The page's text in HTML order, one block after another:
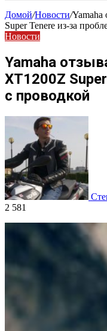
Домой/Новости/Yamaha
Super Tenere из-за
Новости
Yamaha
XT1200Z
с проводкой
2 581